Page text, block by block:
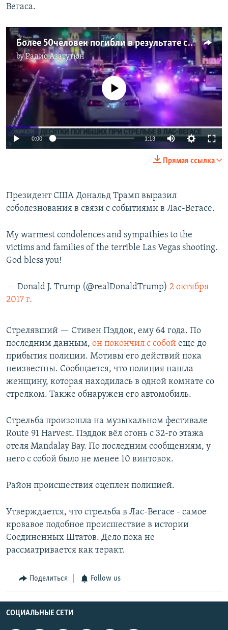
Вегаса.
Более 50человек погибли в результате стрельбы в Лас-Вегасе
byРадио Азатутюн
No media source currently available
0:00 1:13
Прямая ссылка
Президент США Дональд Трамп выразил
соболезнования в связи с событиями в Лас-Вегасе.
My warmest condolences and sympathies to the
victims and families of the terrible Las Vegas shooting.
God bless you!
— Donald J. Trump (@realDonaldTrump) 2 октября
2017 г.
Стрелявший — Стивен Пэддок, ему 64 года. По
последним данным, он покончил с собой еще до
прибытия полиции. Мотивы его действий пока
неизвестны. Сообщается, что полиция нашла
женщину, которая находилась в одной комнате со
стрелком. Также обнаружен его автомобиль.
Стрельба произошла на музыкальном фестивале
Route 91 Harvest. Пэддок вёл огонь с 32-го этажа
отеля Mandalay Bay. По последним сообщениям, у
него с собой было не менее 10 винтовок.
Район происшествия оцеплен полицией.
Утверждается, что стрельба в Лас-Вегасе - самое
кровавое подобное происшествие в истории
Соединенных Штатов. Дело пока не
рассматривается как теракт.
Поделиться Follow us
СОЦИАЛЬНЫЕ СЕТИ